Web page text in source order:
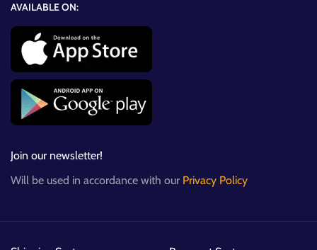
AVAILABLE ON:
Join our newsletter!
Will be used in accordance with our Privacy Policy